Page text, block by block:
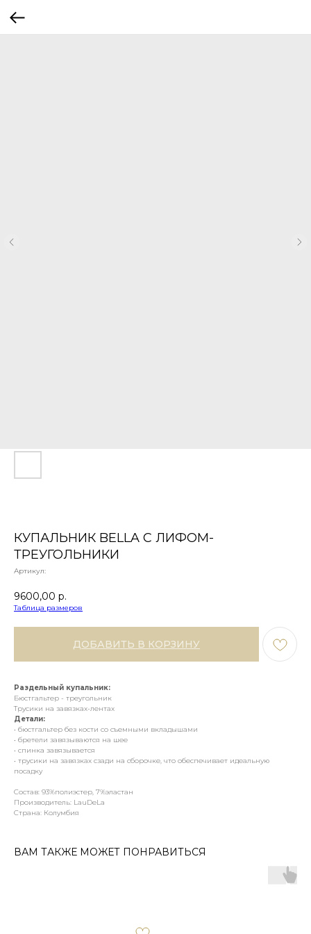
КУПАЛЬНИК BELLA С ЛИФОМ-
ТРЕУГОЛЬНИКИ
Артикул:
9600,00 р.
Таблица размеров
ДОБАВИТЬ В КОРЗИНУ
Раздельный купальник:
Бюстгальтер - треугольник
Трусики на завязках-лентах
Детали:
• бюстгальтер без кости со съемными вкладышами
• бретели завязываются на шее
• спинка завязывается
• трусики на завязках сзади на сборочке, что обеспечивает идеальную
посадку
Состав: 93%полиэстер, 7%эластан
Производитель: LauDeLa
Страна: Колумбия
ВАМ ТАКЖЕ МОЖЕТ ПОНРАВИТЬСЯ